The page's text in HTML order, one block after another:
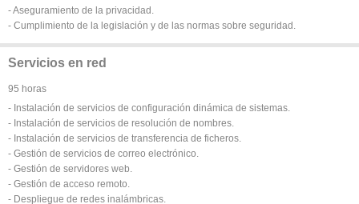
- Aseguramiento de la privacidad.
- Cumplimiento de la legislación y de las normas sobre seguridad.
Servicios en red
95 horas
- Instalación de servicios de configuración dinámica de sistemas.
- Instalación de servicios de resolución de nombres.
- Instalación de servicios de transferencia de ficheros.
- Gestión de servicios de correo electrónico.
- Gestión de servidores web.
- Gestión de acceso remoto.
- Despliegue de redes inalámbricas.